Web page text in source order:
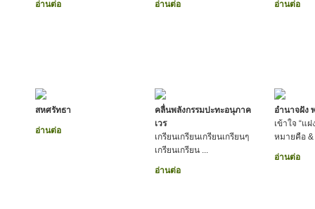
อ่านต่อ อ่านต่อ อ่านต่อ
สหศรัทธา
อ่านต่อ
คลื่นพลังกรรมปะทะอนุภาค
เวร
เกรียนเกรียนเกรียนเกรียนๆ
เกรียนเกรียน ...
อ่านต่อ
อำนาจฝัง
เข้าใจ “แฝ
หมายคือ &
อ่านต่อ